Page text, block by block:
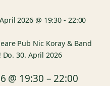
2026 @ 19:30 - 22:00
@ 19:30 – 22:00